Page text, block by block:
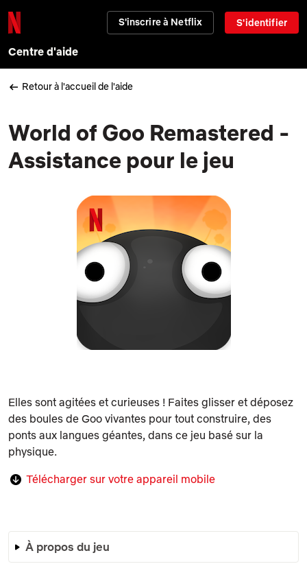
S'inscrire à Netflix S'identifier
Centre d'aide
Retour à l'accueil de l'aide
World of Goo Remastered -
Assistance pour le jeu
Elles sont agitées et curieuses ! Faites glisser et déposez
des boules de Goo vivantes pour tout construire, des
ponts aux langues géantes, dans ce jeu basé sur la
physique.
Télécharger sur votre appareil mobile
À propos du jeu